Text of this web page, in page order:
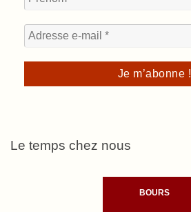
Le temps chez nous